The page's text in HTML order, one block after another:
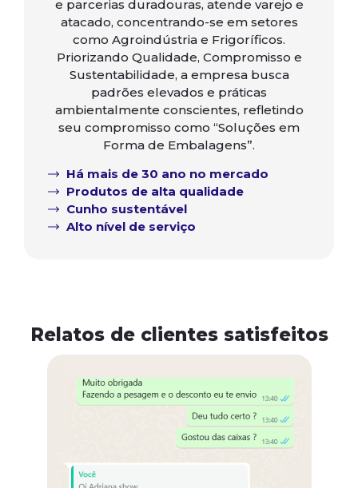
e parcerias duradouras, atende varejo e
atacado, concentrando-se em setores
como Agroindústria e Frigoríficos.
Priorizando Qualidade, Compromisso e
Sustentabilidade, a empresa busca
padrões elevados e práticas
ambientalmente conscientes, refletindo
seu compromisso como “Soluções em
Forma de Embalagens”.
Há mais de 30 ano no mercado
Produtos de alta qualidade
Cunho sustentável
Alto nível de serviço
Relatos de clientes satisfeitos